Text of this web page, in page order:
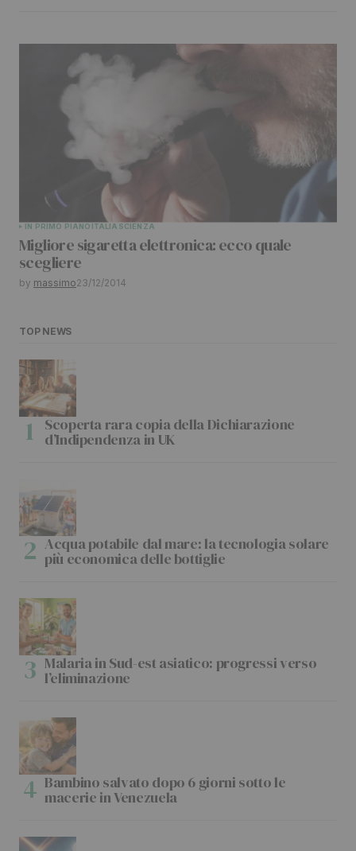
IN PRIMO PIANO ITALIA SCIENZA
Migliore sigaretta elettronica: ecco quale
scegliere
by massimo23/12/2014
TOP NEWS
Scoperta rara copia della Dichiarazione
d’Indipendenza in UK
Acqua potabile dal mare: la tecnologia solare
più economica delle bottiglie
Malaria in Sud-est asiatico: progressi verso
l’eliminazione
Bambino salvato dopo 6 giorni sotto le
macerie in Venezuela